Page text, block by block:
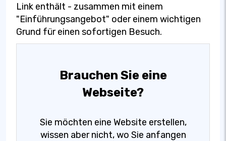
Link enthält - zusammen mit einem
"Einführungsangebot" oder einem wichtigen
Grund für einen sofortigen Besuch.
Brauchen Sie eine
Webseite?
Sie möchten eine Website erstellen,
wissen aber nicht, wo Sie anfangen